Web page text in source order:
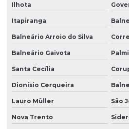
Projeto hidraulico completo
Projeto hidráulico predial
Projeto hidráulico residencial
Projeto hidráulico residencial completo
Projeto hidraulico e sanitario
Ilhota
Itapiranga
Balneário Arroio do Silva
Balneário Gaivota
Santa Cecília
Dionísio Cerqueira
Lauro Müller São
Nova Trento